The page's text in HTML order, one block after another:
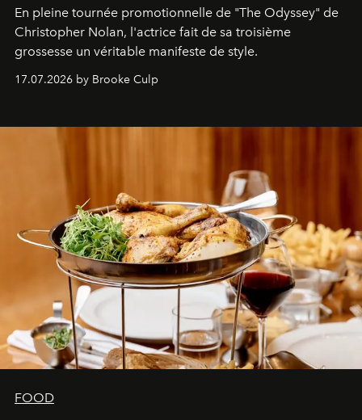
En pleine tournée promotionnelle de "The Odyssey" de
Christopher Nolan, l'actrice fait de sa troisième
grossesse un véritable manifeste de style.
17.07.2026 by Brooke Culp
FOOD